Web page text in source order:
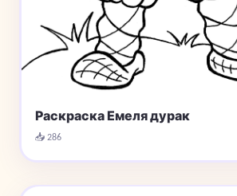
Раскраска Емеля дурак
📥 286